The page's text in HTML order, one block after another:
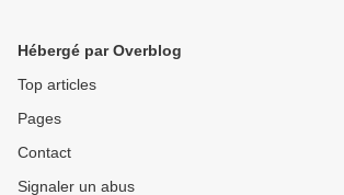
Hébergé par Overblog
Top articles
Pages
Contact
Signaler un abus